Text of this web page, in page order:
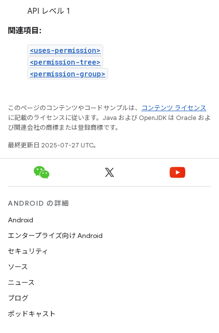
API レベル 1
関連項目:
<uses-permission>
<permission-tree>
<permission-group>
このページのコンテンツやコードサンプルは、
コンテンツ ライセンス
に記載のライセンスに従います。Java および OpenJDK は Oracle およ
び関連会社の商標または登録商標です。
最終更新日 2025-07-27 UTC。
ANDROID の詳細
Android
エンタープライズ向け Android
セキュリティ
ソース
ニュース
ブログ
ポッドキャスト